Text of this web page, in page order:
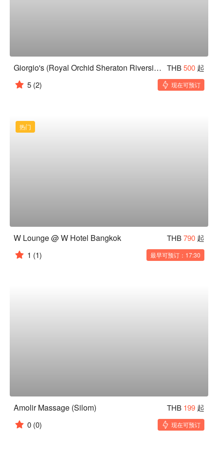
Giorgio's (Royal Orchid Sheraton Riverside Hotel Bangkok) THB500 起
5 (2) 现在可预订
热门
W Lounge @ W Hotel Bangkok THB790 起
1 (1) 最早可预订：17:30
Amolir Massage (Silom) THB 199 起
0 (0) 现在可预订